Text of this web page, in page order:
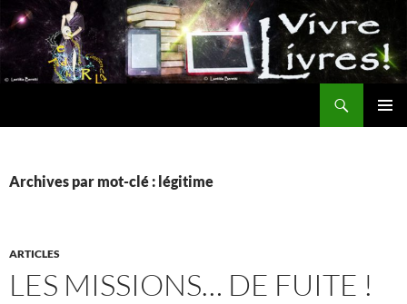
Aller
au
contenu
Archives par mot-clé : légitime
ARTICLES
LES MISSIONS… DE FUITE !